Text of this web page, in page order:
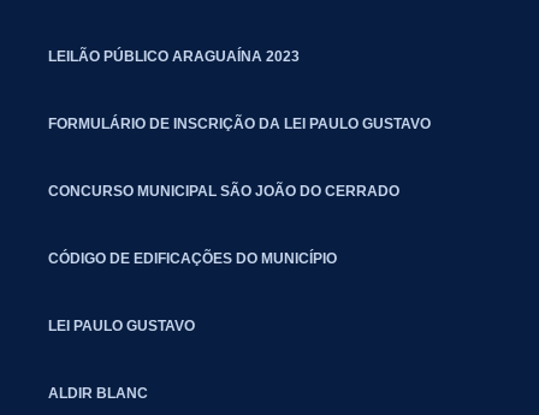
LEILÃO PÚBLICO ARAGUAÍNA 2023
FORMULÁRIO DE INSCRIÇÃO DA LEI PAULO GUSTAVO
CONCURSO MUNICIPAL SÃO JOÃO DO CERRADO
CÓDIGO DE EDIFICAÇÕES DO MUNICÍPIO
LEI PAULO GUSTAVO
ALDIR BLANC